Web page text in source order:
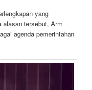
yang
alasan tersebut, Arm
agenda pemerintahan